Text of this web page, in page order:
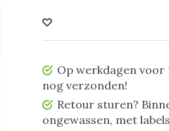
Op werkdagen voor
nog verzonden!
Retour sturen?
ongewassen, met